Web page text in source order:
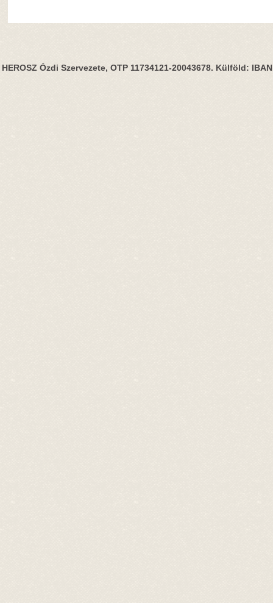
HEROSZ Ózdi Szervezete, OTP 11734121-20043678. Külföld: